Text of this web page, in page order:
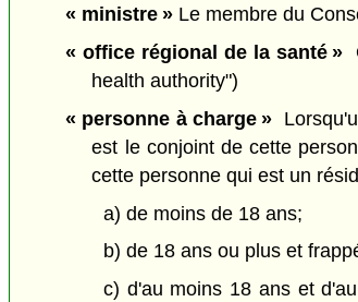
« ministre »Le membre du
« office régional de la santé »
health authority")
« personne à charge »
est le conjoint de cette
cette personne qui est un
a) de moins de 18 ans;
b) de 18 ans ou plus et
c) d'au moins 18 ans et